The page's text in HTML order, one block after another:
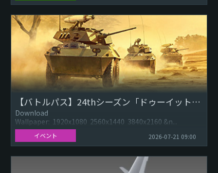
【バトルパス】24thシーズン「ドゥーイットユアセルフ（Do It Yourself）」&軍票ショップ
Download
Wallpaper: 1920x1080 2560x1440 3840x2160 &n...
イベント 2026-07-21 09:00